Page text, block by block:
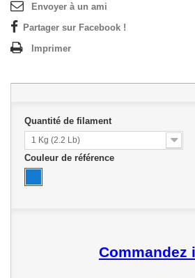
Envoyer à un ami
Partager sur Facebook !
Imprimer
Quantité de filament
1 Kg (2.2 Lb)
Couleur de référence
Commandez